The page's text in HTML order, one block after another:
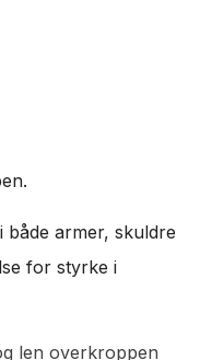
armer, skuldre
for styrke i
len overkroppen